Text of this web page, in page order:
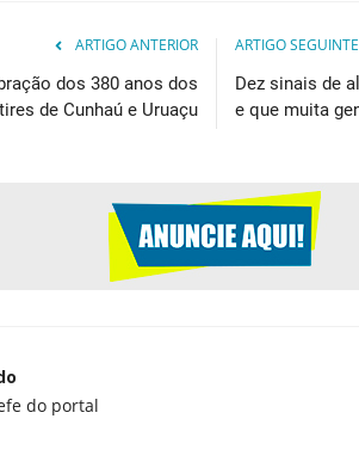
ARTIGO ANTERIOR
dos 380 anos dos
de Cunhaú e Uruaçu
ARTIGO SEGUINTE
Dez sinais de
e que muita
do portal